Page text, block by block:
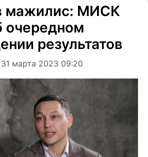
мажилис: МИСК
очередном
результатов
марта 2023 09:20